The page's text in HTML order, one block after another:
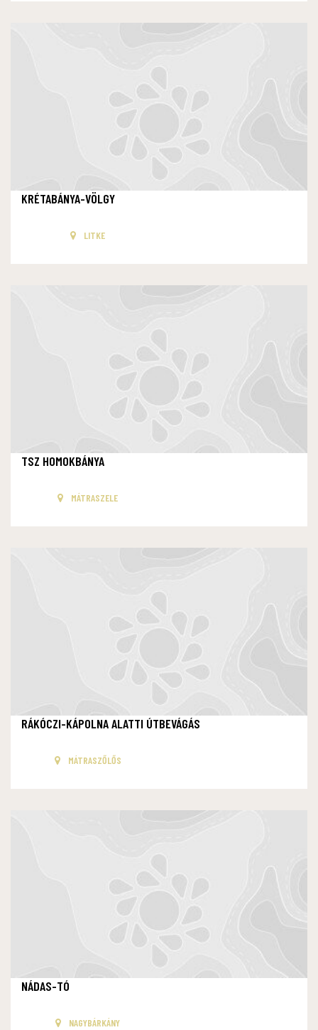
KRÉTABÁNYA-VÖLGY
LITKE
TSZ HOMOKBÁNYA
MÁTRASZELE
RÁKÓCZI-KÁPOLNA ALATTI ÚTBEVÁGÁS
MÁTRASZŐLŐS
NÁDAS-TÓ
NAGYBÁRKÁNY